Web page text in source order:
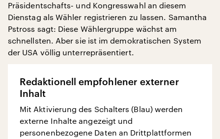
Präsidentschafts- und Kongresswahl an diesem
Dienstag als Wähler registrieren zu lassen. Samantha
Pstross sagt: Diese Wählergruppe wächst am
schnellsten. Aber sie ist im demokratischen System
der USA völlig unterrepräsentiert.
Redaktionell empfohlener externer
Inhalt
Mit Aktivierung des Schalters (Blau) werden
externe Inhalte angezeigt und
personenbezogene Daten an Drittplattformen